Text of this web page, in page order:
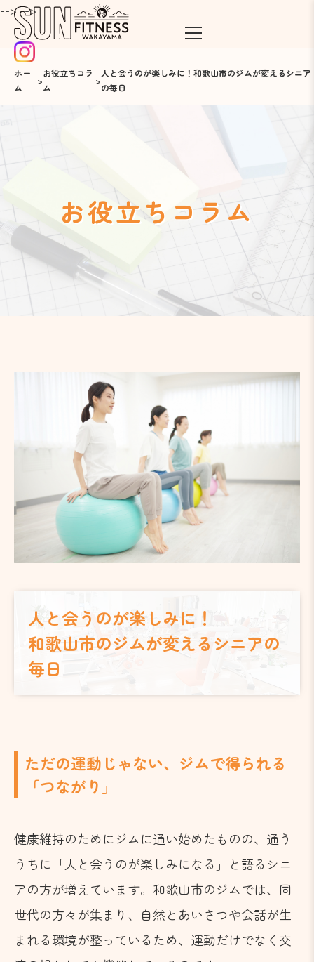
-->-->
ホー
ム
>
お役立ちコラ
ム
>
人と会うのが楽しみに！和歌山市のジムが変えるシニア
の毎日
お役立ちコラム
人と会うのが楽しみに！
和歌山市のジムが変えるシニアの
毎日
ただの運動じゃない、ジムで得られる
「つながり」
健康維持のためにジムに通い始めたものの、通う
うちに「人と会うのが楽しみになる」と語るシニ
アの方が増えています。和歌山市のジムでは、同
世代の方々が集まり、自然とあいさつや会話が生
まれる環境が整っているため、運動だけでなく交